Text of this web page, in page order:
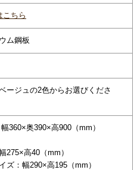
こちら
ム鋼板
ージュの2色からお選びくださ
360×奥390×高900（mm）
275×高40（mm）
ズ：幅290×高195（mm）